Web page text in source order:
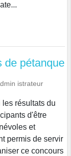
de pétanque
istrateur
les résultats du
d'être
et
permis de servir
ce concours